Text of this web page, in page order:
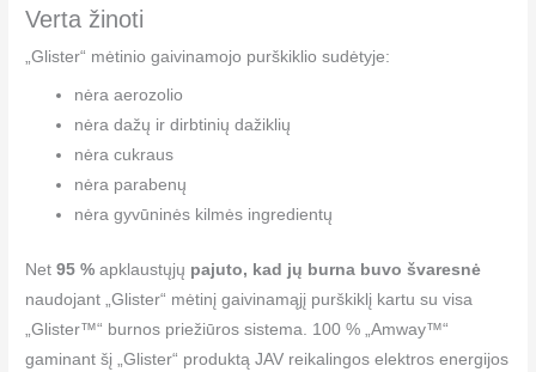
Verta žinoti
„Glister“ mėtinio gaivinamojo purškiklio sudėtyje:
nėra aerozolio
nėra dažų ir dirbtinių dažiklių
nėra cukraus
nėra parabenų
nėra gyvūninės kilmės ingredientų
Net95 % apklaustųjų pajuto, kad jų burna buvo švaresnė
naudojant „Glister“ mėtinį gaivinamąjį purškiklį kartu su visa
„Glister™“ burnos priežiūros sistema. 100 % „Amway™“
gaminant šį „Glister“ produktą JAV reikalingos elektros energijos